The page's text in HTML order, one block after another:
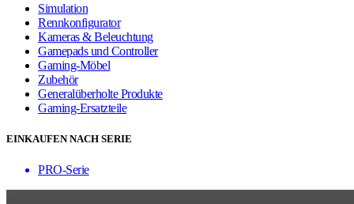
Simulation
Rennkonfigurator
Kameras & Beleuchtung
Gamepads und Controller
Gaming-Möbel
Zubehör
Generalüberholte Produkte
Gaming-Ersatzteile
EINKAUFEN NACH SERIE
PRO-Serie